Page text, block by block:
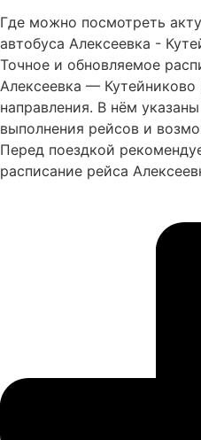
Где можно посмотреть
автобуса Алексеевка -
Точное и обновляемое
Алексеевка —
направления. В нём
выполнения рейсов и
Перед поездкой
расписание рейса